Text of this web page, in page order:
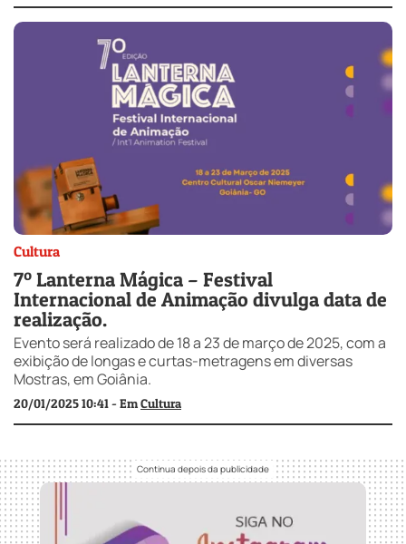
Cultura
7º Lanterna Mágica – Festival
Internacional de Animação divulga data de
realização.
Evento será realizado de 18 a 23 de março de 2025, com a
exibição de longas e curtas-metragens em diversas
Mostras, em Goiânia.
20/01/2025 10:41 - EmCultura